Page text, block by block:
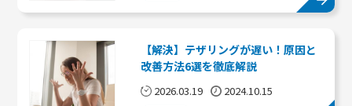
【解決】テザリングが遅い！原因と
改善方法6選を徹底解説
2026.03.19 2024.10.15